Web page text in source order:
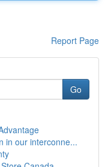
Report Page
Go
in our interconne...